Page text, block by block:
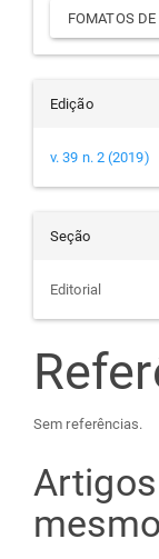
FOMATOS
Edição
v. 39 n. 2 (2019)
Seção
Editorial
Sem referências.